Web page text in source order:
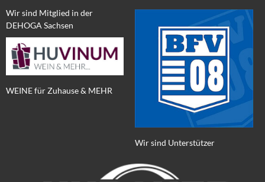
Wir sind Mitglied in der
DEHOGA Sachsen
WEINE für Zuhause & MEHR
Wir sind Unterstützer